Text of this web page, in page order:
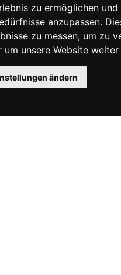
zu ermöglichen
anzupassen.
zu messen, um zu
um unsere Website
ändern